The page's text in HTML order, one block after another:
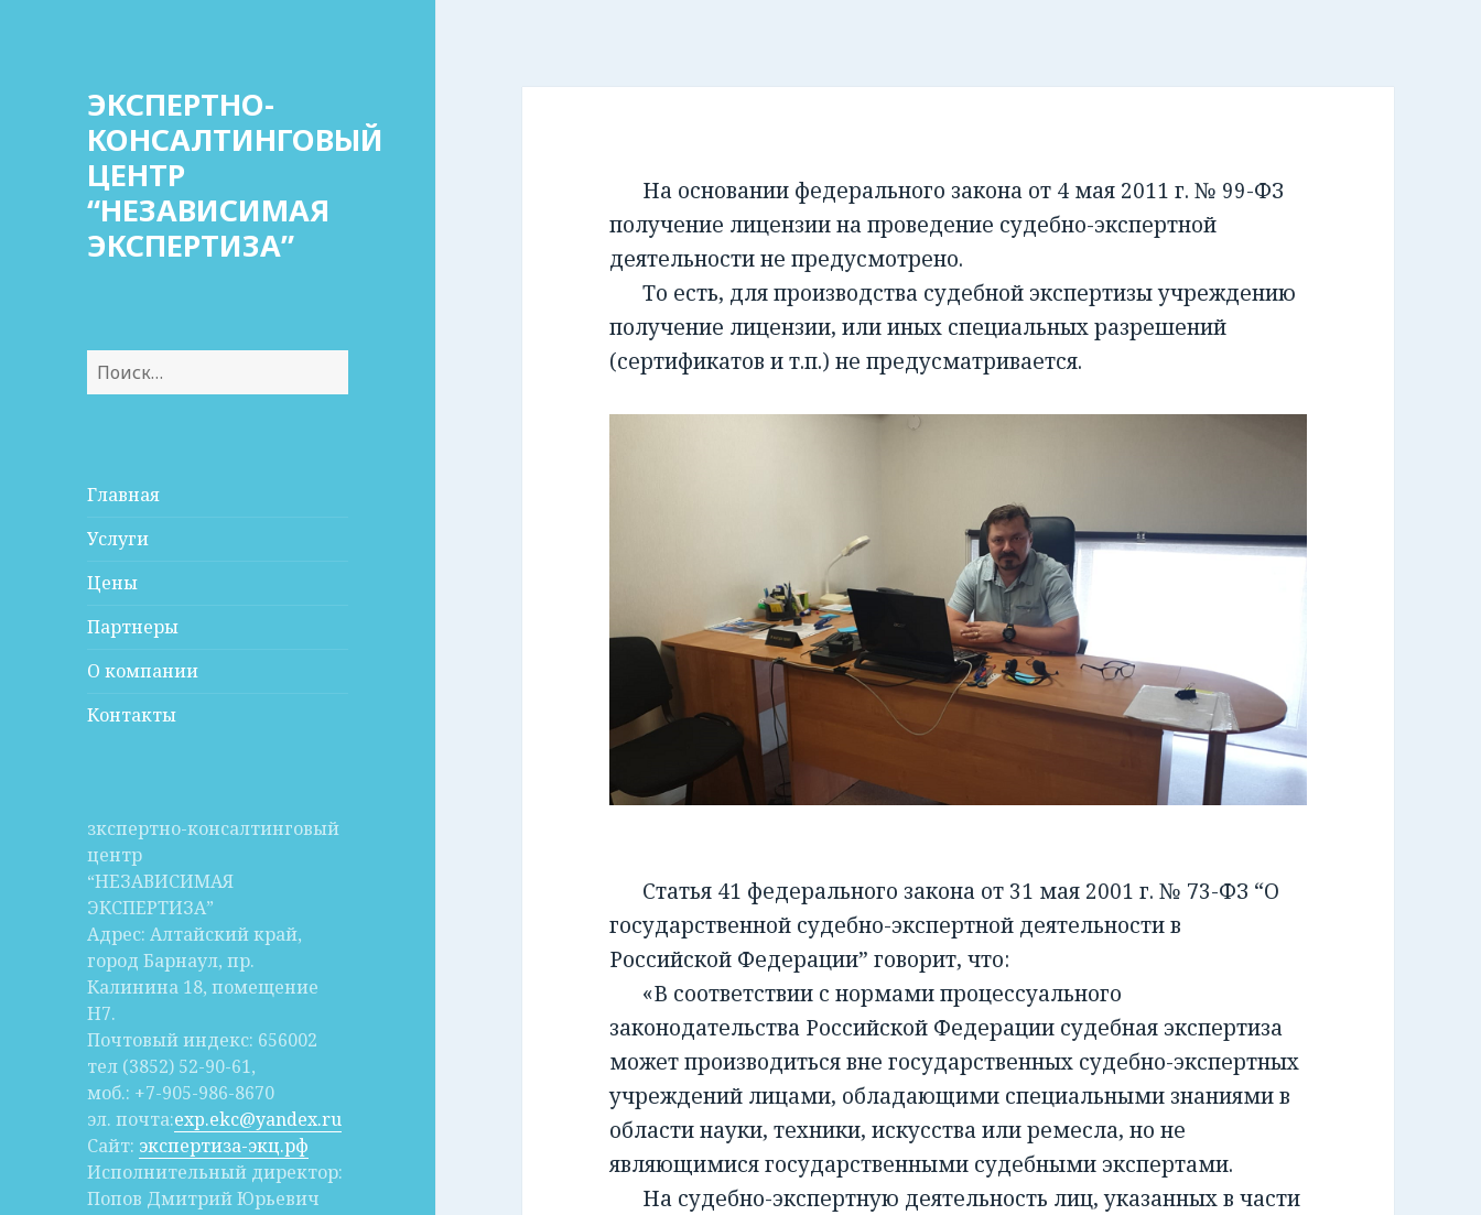
ЭКСПЕРТНО-
КОНСАЛТИНГОВЫЙ
ЦЕНТР
“НЕЗАВИСИМАЯ
ЭКСПЕРТИЗА”
Найти:
Главная
Услуги
Цены
Партнеры
О компании
Контакты
зкспертно-консалтинговый
центр
“НЕЗАВИСИМАЯ
ЭКСПЕРТИЗА”
Адрес: Алтайский край,
город Барнаул, пр.
Калинина 18, помещение
Н7.
Почтовый индекс: 656002
тел (3852) 52-90-61,
моб.: +7-905-986-8670
эл. почта:exp.ekc@yandex.ru
Сайт: экспертиза-экц.рф
Исполнительный директор:
Попов Дмитрий Юрьевич
На основании федерального закона от 4 мая 2011 г. № 99-ФЗ
получение лицензии на проведение судебно-экспертной
деятельности не предусмотрено.
То есть, для производства судебной экспертизы учреждению
получение лицензии, или иных специальных разрешений
(сертификатов и т.п.) не предусматривается.
Статья 41 федерального закона от 31 мая 2001 г. № 73-ФЗ “О
государственной судебно-экспертной деятельности в
Российской Федерации” говорит, что:
«В соответствии с нормами процессуального
законодательства Российской Федерации судебная экспертиза
может производиться вне государственных судебно-экспертных
учреждений лицами, обладающими специальными знаниями в
области науки, техники, искусства или ремесла, но не
являющимися государственными судебными экспертами.
На судебно-экспертную деятельность лиц, указанных в части